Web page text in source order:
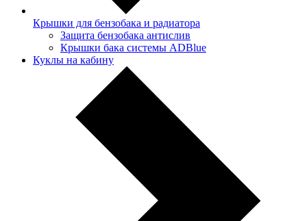
Крышки для бензобака и радиатора
Защита бензобака антислив
Крышки бака системы ADBlue
Куклы на кабину